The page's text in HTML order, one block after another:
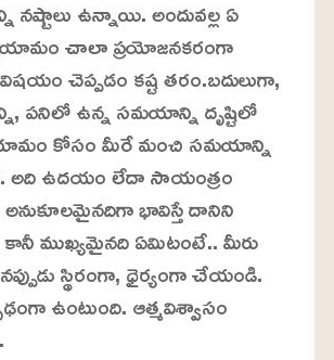
ఉన్నాయి. అందువల్ల ఏ
చాలా ప్రయోజనకరంగా
చెప్పడం కష్ట తరం.బదులుగా,
పనిలో ఉన్న సమయాన్ని దృష్టిలో
కోసం మీరే మంచి సమయాన్ని
అది ఉదయం లేదా సాయంత్రం
అనుకూలమైనదిగా భావిస్తే దానిని
ముఖ్యమైనది ఏమిటంటే.. మీరు
స్థిరంగా, ధైర్యంగా చేయండి.
ఉంటుంది. ఆత్మవిశ్వాసం